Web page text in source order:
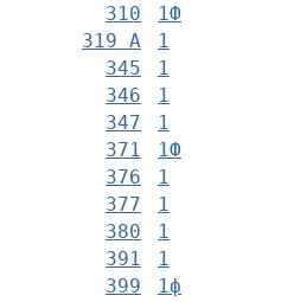
310
1Ф
319 А
1
345
1
346
1
347
1
371
1Ф
376
1
377
1
380
1
391
1
399
1ф